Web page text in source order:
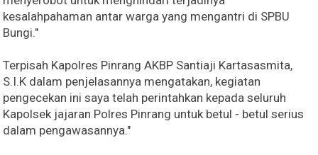
kesalahpahaman antar warga yang mengantri di SPBU
Bungi."
Terpisah Kapolres Pinrang AKBP Santiaji Kartasasmita,
S.I.K dalam penjelasannya mengatakan, kegiatan
pengecekan ini saya telah perintahkan kepada seluruh
Kapolsek jajaran Polres Pinrang untuk betul - betul serius
dalam pengawasannya."